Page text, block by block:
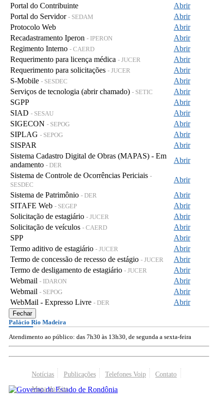
Portal do Contribuinte
Abrir
Portal do Servidor - SEDAM
Abrir
Protocolo Web
Abrir
Recadastramento Iperon - IPERON
Abrir
Regimento Interno - CAERD
Abrir
Requerimento para licença médica - JUCER
Abrir
Requerimento para solicitações - JUCER
Abrir
S-Mobile - SESDEC
Abrir
Serviços de tecnologia (abrir chamado) - SETIC
Abrir
SGPP
Abrir
SIAD - SESAU
Abrir
SIGECON - SEPOG
Abrir
SIPLAG - SEPOG
Abrir
SISPAR
Abrir
Sistema Cadastro Digital de Obras (MAPAS) - Em
andamento - DER
Abrir
Sistema de Controle de Ocorrências Periciais -
SESDEC
Abrir
Sistema de Patrimônio - DER
Abrir
SITAFE Web - SEGEP
Abrir
Solicitação de estagiário - JUCER
Abrir
Solicitação de veículos - CAERD
Abrir
SPP
Abrir
Termo aditivo de estagiário - JUCER
Abrir
Termo de concessão de recesso de estágio - JUCER
Abrir
Termo de desligamento de estagiário - JUCER
Abrir
Webmail - IDARON
Abrir
Webmail - SEPOG
Abrir
WebMail - Expresso Livre - DER Abrir
Fechar
Palácio Rio Madeira
Atendimento ao público: das 7h30 às 13h30, de segunda a sexta-feira
Notícias Publicações Telefones Voip
Contato
Mapa do Site